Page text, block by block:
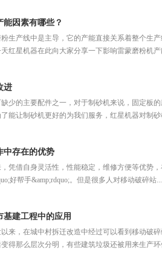
因素有哪些？
生产线中是主导，它的产能直接关系着整个生
红星机器在此向大家分享一下影响雷蒙磨粉机
进
少的主要配件之一，对于制砂机来说，固定板
能让制砂机更好的为我们服务，红星机器对制
中存在的优势
凭借自身灵活性，性能稳定，维修方便等优势
好帮手&amp;rdquo;。但是很多人对移动破碎站...
基建工程中的应用
来，在城中村拆迁改造中经过可以看到移动破
得那么层次分明，有些建筑垃圾还被用来生产